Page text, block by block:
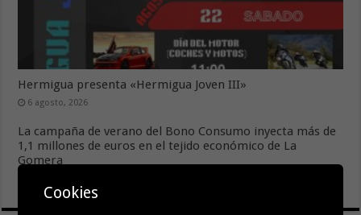
Hermigua presenta «Hermigua Joven III»
6 agosto, 2026
La campaña de verano del Bono Consumo inyecta más de
1,1 millones de euros en el tejido económico de La
Gomera
Cookies